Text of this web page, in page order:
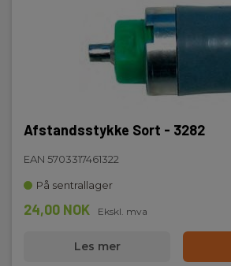
Afstandsstykke Sort - 3282
EAN 5703317461322
På sentrallager
24,00 NOK Ekskl. mva
Les mer